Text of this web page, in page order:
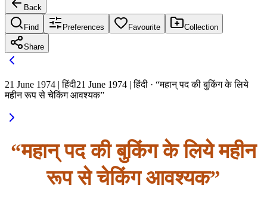
Back
Find Preferences Favourite Collection
Share
21 June 1974 | हिंदी21 June 1974 | हिंदी · “महान् पद की बुकिंग के लिये
महीन रूप से चेकिंग आवश्यक”
“महान् पद की बुकिंग के लिये महीन
रूप से चेकिंग आवश्यक”